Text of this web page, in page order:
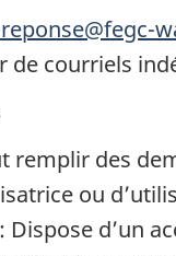
de courriels
des
ou
d’un